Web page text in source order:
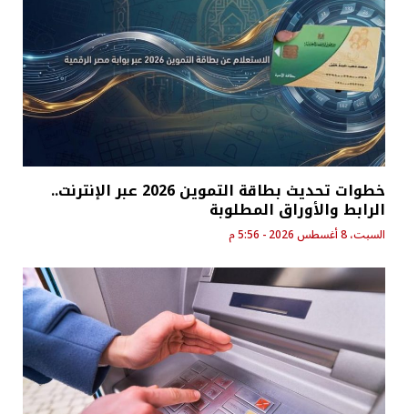
خطوات تحديث بطاقة التموين 2026 عبر الإنترنت..
الرابط والأوراق المطلوبة
السبت، 8 أغسطس 2026 - 5:56 م